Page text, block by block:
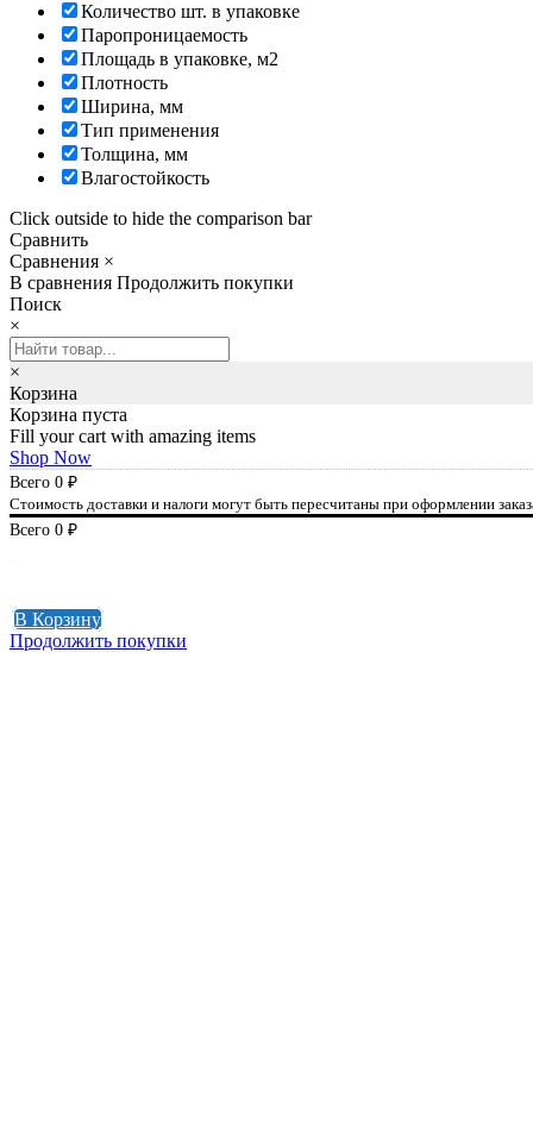
Количество шт. в упаковке
Паропроницаемость
Площадь в упаковке, м2
Плотность
Ширина, мм
Тип применения
Толщина, мм
Влагостойкость
Click outside to hide the comparison bar
Сравнить
Сравнения ×
В сравнения Продолжить покупки
Поиск
×
×
Корзина
Корзина пуста
Fill your cart with amazing items
Shop Now
Всего 0 ₽
Стоимость доставки и налоги могут быть пересчитаны при оформлении
Всего 0 ₽
В Корзину
Продолжить покупки